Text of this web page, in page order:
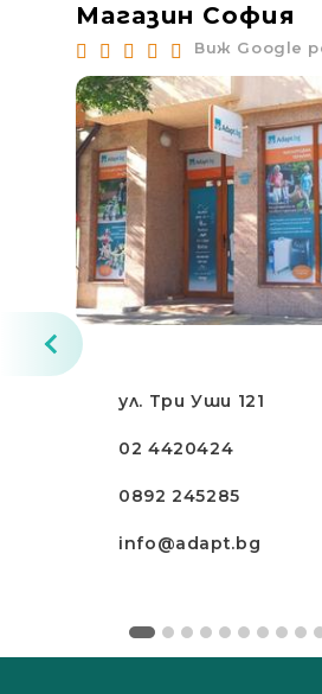
Магазин София
Виж Google
ул. Три Уши 121
02 4420424
0892 245285
info@adapt.bg